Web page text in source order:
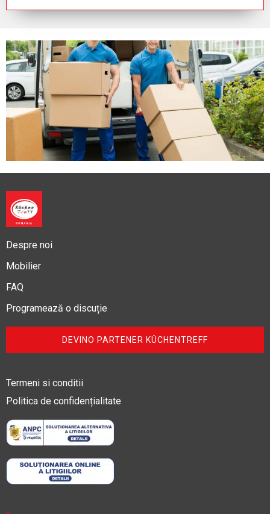
Despre noi
Mobilier
FAQ
Programează o discuție
DEVINO PARTENER KÜCHENTREFF
Termeni si conditii
Politica de confidențialitate